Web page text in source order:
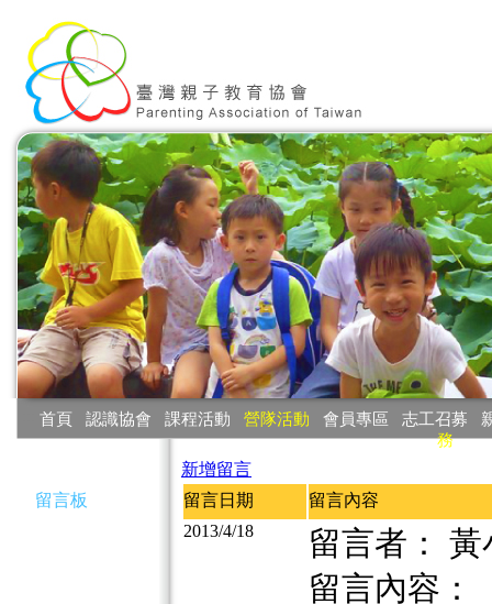
首頁 認識協會 課程活動 營隊活動 會員專區 志工召募
務
留言板
新增留言
留言日期
留言內容
2013/4/18
留言者： 黃
留言內容：